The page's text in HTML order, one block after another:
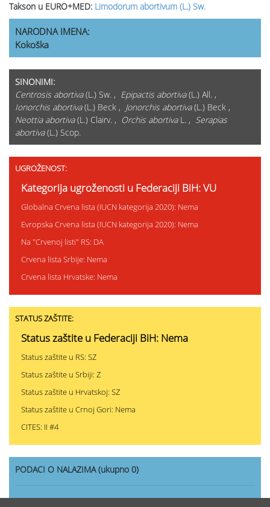
Takson u EURO+MED: Limodorum abortivum (L.) Sw.
NARODNA IMENA:
Kokoška
SINONIMI:
Centrosis abortiva(L.) Sw. , Epipactis abortiva(L.) All. ,
Ionorchis abortiva(L.) Beck , Jonorchis abortiva(L.) Beck ,
Neottia abortiva(L.) Clairv. , Orchis abortiva L. , Serapias
abortiva(L.) Scop.
UGROŽENOST:
Kategorija ugroženosti u Federaciji BiH: VU
Globalna Crvena lista (IUCN kategorija 2020): Nema
Evropska Crvena lista (IUCN kategorija 2020): Nema
Na "Crvenoj listi" RS: DA
Crvena lista Srbije: Nema
Crvena lista Hrvatske: Nema
STATUS ZAŠTITE:
Status zaštite u Federaciji BiH: Nema
Status zaštite u RS: SZ
Status zaštite u Srbiji: Z
Status zaštite u Hrvatskoj: SZ
Status zaštite u Crnoj Gori: Nema
CITES: II #4
PODACI O NALAZIMA (ukupno 0)